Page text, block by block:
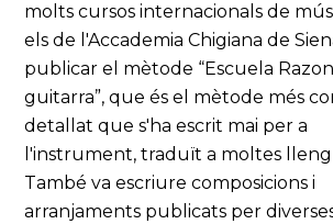
molts cursos internacionals de
els de l'Accademia Chigiana de
publicar el mètode “Escuela
guitarra”, que és el mètode més
detallat que s'ha escrit mai per a
l'instrument, traduït a moltes
També va escriure composicions i
arranjaments publicats per